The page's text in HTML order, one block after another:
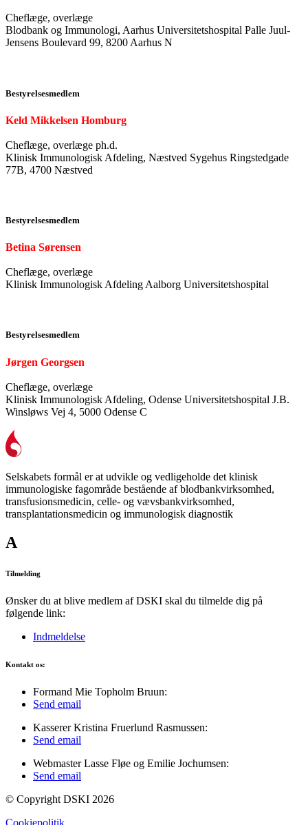
Cheflæge, overlæge
Blodbank og Immunologi, Aarhus Universitetshospital Palle Juul-
Jensens Boulevard 99, 8200 Aarhus N
Bestyrelsesmedlem
Keld Mikkelsen Homburg
Cheflæge, overlæge ph.d.
Klinisk Immunologisk Afdeling, Næstved Sygehus Ringstedgade
77B, 4700 Næstved
Bestyrelsesmedlem
Betina Sørensen
Cheflæge, overlæge
Klinisk Immunologisk Afdeling Aalborg Universitetshospital
Bestyrelsesmedlem
Jørgen Georgsen
Cheflæge, overlæge
Klinisk Immunologisk Afdeling, Odense Universitetshospital J.B.
Winsløws Vej 4, 5000 Odense C
Selskabets formål er at udvikle og vedligeholde det klinisk
immunologiske fagområde bestående af blodbankvirksomhed,
transfusionsmedicin, celle- og vævsbankvirksomhed,
transplantationsmedicin og immunologisk diagnostik
A
Tilmelding
Ønsker du at blive medlem af DSKI skal du tilmelde dig på
følgende link:
Indmeldelse
Kontakt os:
Formand Mie Topholm Bruun:
Send email
Kasserer Kristina Fruerlund Rasmussen:
Send email
Webmaster Lasse Fløe og Emilie Jochumsen:
Send email
© Copyright DSKI 2026